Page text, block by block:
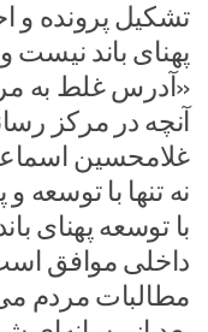
تشکیل پرونده و
پهنای باند
«آدرس غلط به
آنچه در مرکز
غلامحسین
نه تنها با توسعه
با توسعه پهنای
داخلی موافق
مطالبات مردم